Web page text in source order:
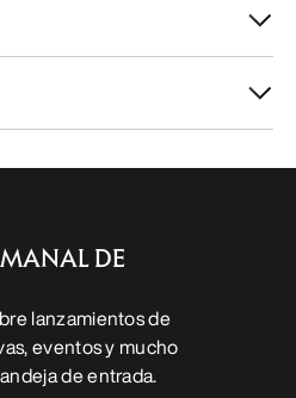
DE
lanzamientos de
eventos y mucho
de entrada.